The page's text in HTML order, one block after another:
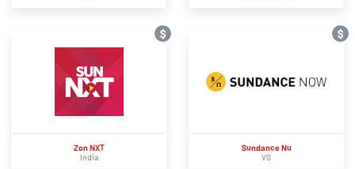
$
Zon NXT
India
$
Sundance Nu
VS